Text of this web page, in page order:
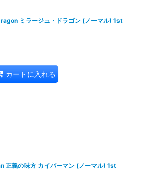
ミラージュ・ドラゴン (ノーマル) 1st
カートに入れる
正義の味方 カイバーマン (ノーマル) 1st